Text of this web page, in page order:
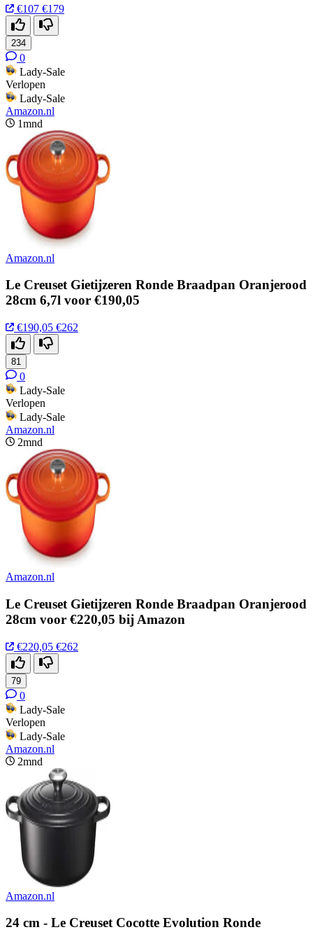
€107 €179
234
0
Lady-Sale
Verlopen
Lady-Sale
Amazon.nl
1mnd
Amazon.nl
Le Creuset Gietijzeren Ronde Braadpan Oranjerood
28cm 6,7l voor €190,05
€190,05 €262
81
0
Lady-Sale
Verlopen
Lady-Sale
Amazon.nl
2mnd
Amazon.nl
Le Creuset Gietijzeren Ronde Braadpan Oranjerood
28cm voor €220,05 bij Amazon
€220,05 €262
79
0
Lady-Sale
Verlopen
Lady-Sale
Amazon.nl
2mnd
Amazon.nl
24 cm - Le Creuset Cocotte Evolution Ronde